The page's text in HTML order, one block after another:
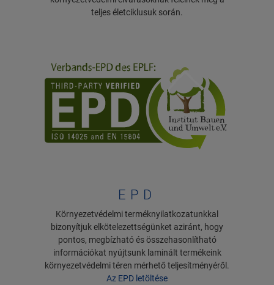
teljes életciklusuk során.
EPD
Környezetvédelmi terméknyilatkozatunkkal
bizonyítjuk elkötelezettségünket aziránt, hogy
pontos, megbízható és összehasonlítható
információkat nyújtsunk laminált termékeink
környezetvédelmi téren mérhető teljesítményéről.
Az EPD letöltése